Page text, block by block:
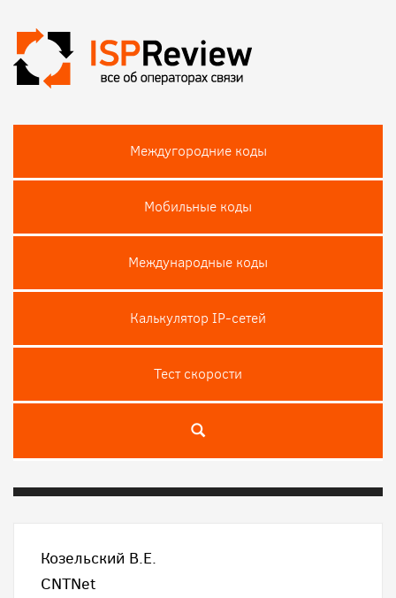
Междугородние коды
Мобильные коды
Международные коды
Калькулятор IP-сетей
Тест скороcти
Козельский В.Е.
CNTNet